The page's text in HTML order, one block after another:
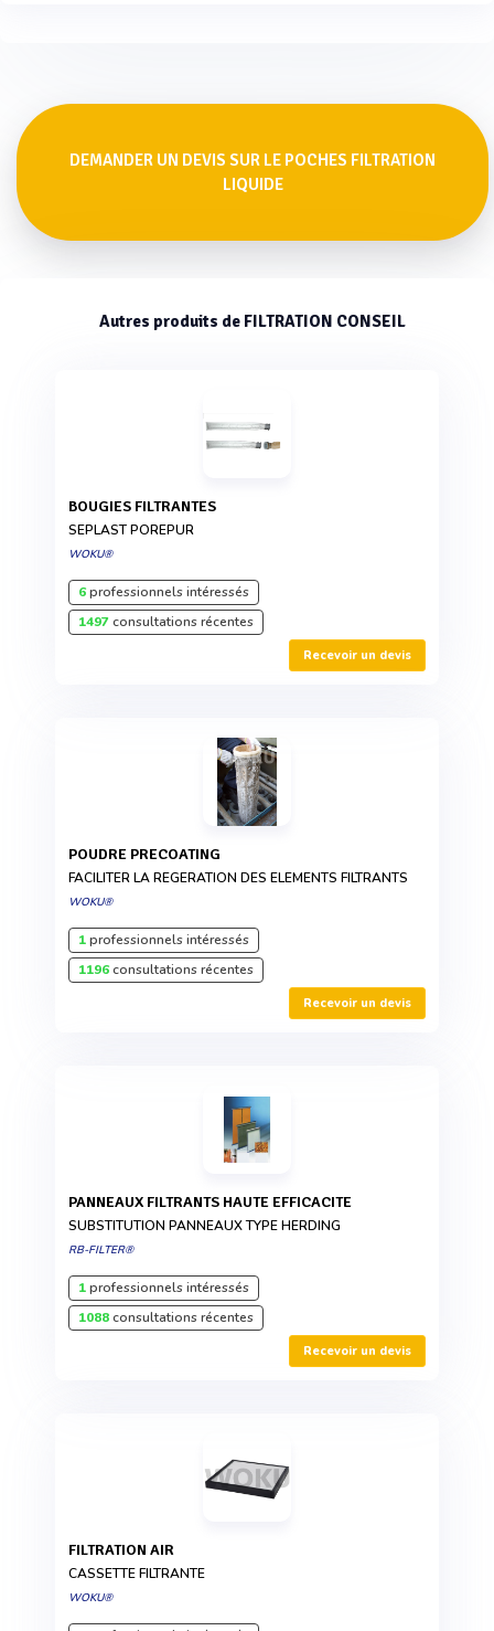
DEMANDER UN DEVIS SUR LE POCHES FILTRATION
LIQUIDE
Autres produits de FILTRATION CONSEIL
BOUGIES FILTRANTES
SEPLAST POREPUR
WOKU®
6professionnels intéressés
1497consultations récentes
Recevoir un devis
POUDRE PRECOATING
FACILITER LA REGERATION DES ELEMENTS FILTRANTS
WOKU®
1professionnels intéressés
1196consultations récentes
Recevoir un devis
PANNEAUX FILTRANTS HAUTE EFFICACITE
SUBSTITUTION PANNEAUX TYPE HERDING
RB-FILTER®
1professionnels intéressés
1088consultations récentes
Recevoir un devis
FILTRATION AIR
CASSETTE FILTRANTE
WOKU®